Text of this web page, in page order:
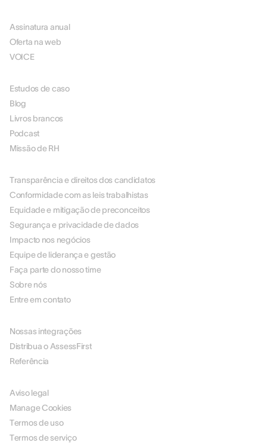
Assinatura anual
Oferta na web
VOICE
Estudos de caso
Blog
Livros brancos
Podcast
Missão de RH
Transparência e direitos dos candidatos
Conformidade com as leis trabalhistas
Equidade e mitigação de preconceitos
Segurança e privacidade de dados
Impacto nos negócios
Equipe de liderança e gestão
Faça parte do nosso time
Sobre nós
Entre em contato
Nossas integrações
Distribua o AssessFirst
Referência
Aviso legal
Manage Cookies
Termos de uso
Termos de serviço